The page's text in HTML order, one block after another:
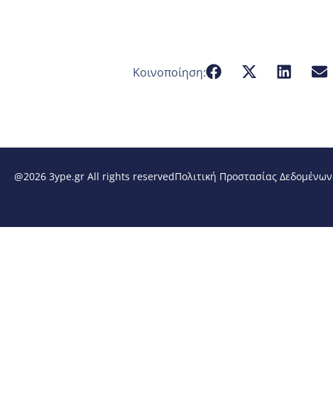
Κοινοποίηση:
@2026 3ype.gr All rights reservedΠολιτική Προστασίας Δεδομένων